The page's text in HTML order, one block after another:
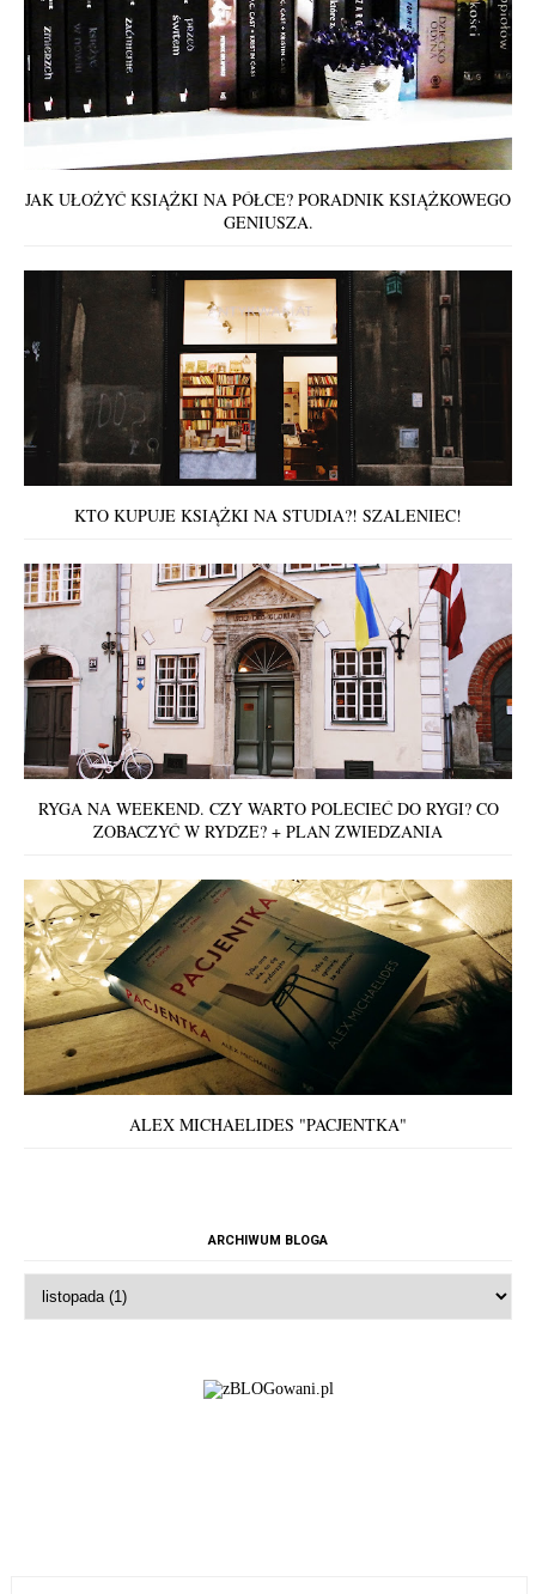
JAK UŁOŻYĆ KSIĄŻKI NA PÓŁCE? PORADNIK KSIĄŻKOWEGO
GENIUSZA.
KTO KUPUJE KSIĄŻKI NA STUDIA?! SZALENIEC!
RYGA NA WEEKEND. CZY WARTO POLECIEĆ DO RYGI? CO
ZOBACZYĆ W RYDZE? + PLAN ZWIEDZANIA
ALEX MICHAELIDES "PACJENTKA"
ARCHIWUM BLOGA